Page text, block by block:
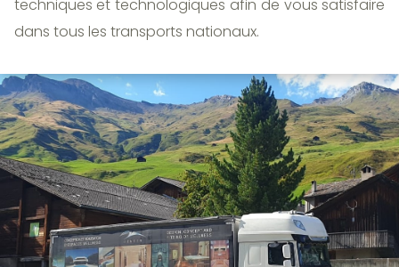
techniques et technologiques afin de vous satisfaire
dans tous les transports nationaux.